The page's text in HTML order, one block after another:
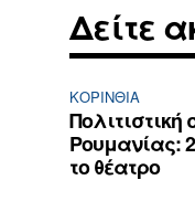
Δείτε
ΚΟΡΙΝΘΊΑ
Ρουμανίας:
το θέατρο